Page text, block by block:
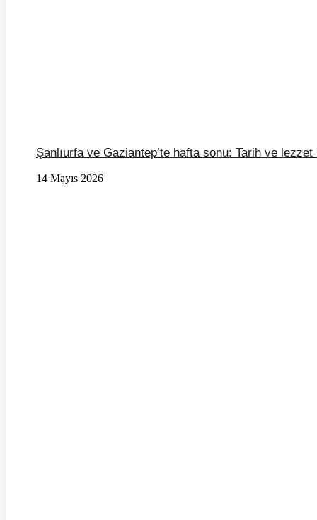
Şanlıurfa ve Gaziantep’te hafta sonu: Tarih ve
14 Mayıs 2026